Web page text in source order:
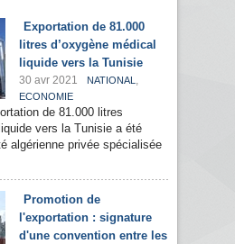
Exportation de 81.000
litres d’oxygène médical
liquide vers la Tunisie
30 avr 2021 NATIONAL ,
ECONOMIE
de 81.000 litres
vers la Tunisie a été
algérienne privée spécialisée
Promotion de
l'exportation : signature
d'une convention entre les